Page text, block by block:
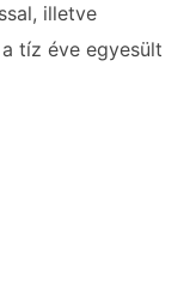
illetve
tíz éve egyesült